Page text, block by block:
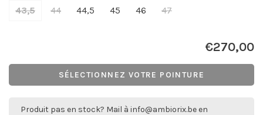
43,5
44 44,5 45 46 47
€270,00
SÉLECTIONNEZ VOTRE POINTURE
Produit pas en stock? Mail à info@ambiorix.be en